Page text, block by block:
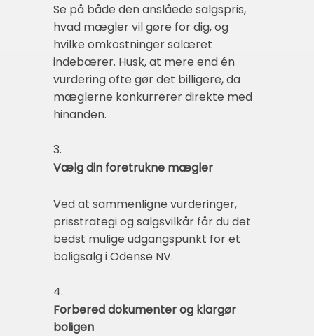
Se på både den anslåede salgspris,
hvad mægler vil gøre for dig, og
hvilke omkostninger salæret
indebærer. Husk, at mere end én
vurdering ofte gør det billigere, da
mæglerne konkurrerer direkte med
hinanden.
3.
Vælg din foretrukne mægler
Ved at sammenligne vurderinger,
prisstrategi og salgsvilkår får du det
bedst mulige udgangspunkt for et
boligsalg i Odense NV.
4.
Forbered dokumenter og klargør
boligen